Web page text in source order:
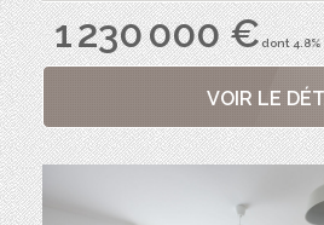
1 230 000 €dont
VOIR LE